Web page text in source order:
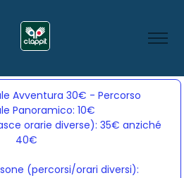
Avventura 30€ - Percorso
Panoramico: 10€
orarie diverse): 35€ anziché
40€
(percorsi/orari diversi):